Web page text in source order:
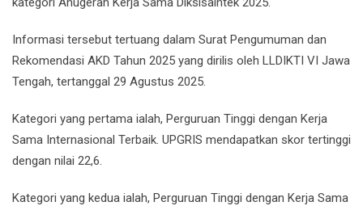
Informasi tersebut tertuang dalam Surat Pengumuman dan
Rekomendasi AKD Tahun 2025 yang dirilis oleh LLDIKTI VI Jawa
Tengah, tertanggal 29 Agustus 2025.
Kategori yang pertama ialah, Perguruan Tinggi dengan Kerja
Sama Internasional Terbaik. UPGRIS mendapatkan skor tertinggi
dengan nilai 22,6.
Kategori yang kedua ialah, Perguruan Tinggi dengan Kerja Sama